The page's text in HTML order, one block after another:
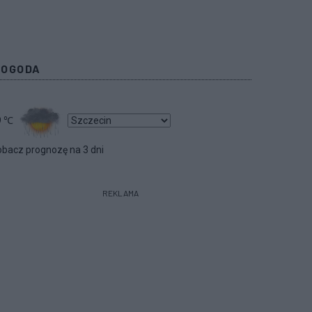
℃
prognozę na 3 dni
REKLAMA